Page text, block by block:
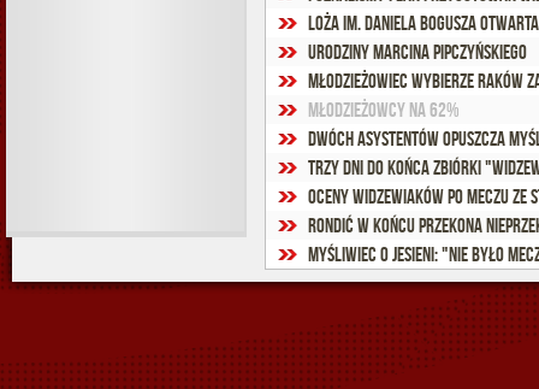
Loża im. Daniela Bogusza otwarta
Urodziny Marcina Pipczyńskiego
Młodzieżowiec wybierze Raków
Młodzieżowcy na 62%
Dwóch asystentów opuszcza
Oceny widzewiaków po meczu ze